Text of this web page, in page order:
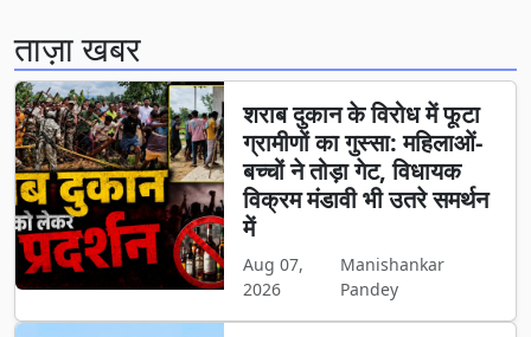
ताज़ा खबर
शराब दुकान के विरोध में फूटा
ग्रामीणों का गुस्सा: महिलाओं-
बच्चों ने तोड़ा गेट, विधायक
विक्रम मंडावी भी उतरे समर्थन
में
Aug 07,
2026
Manishankar
Pandey